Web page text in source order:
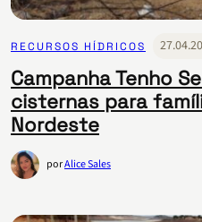
RECURSOS HÍDRICOS
Campanha Tenho
cisternas para
Nordeste
porAlice Sales